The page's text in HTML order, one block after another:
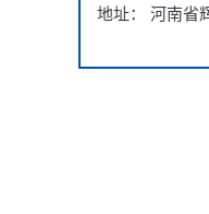
地址： 河南省